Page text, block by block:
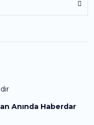
Anında Haberdar